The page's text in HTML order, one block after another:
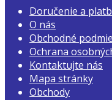
Doručenie a
O nás
Obchodné
Ochrana
Kontaktujte nás
Mapa stránky
Obchody